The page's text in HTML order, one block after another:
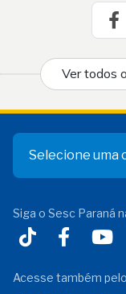
Ver todos
Selecione uma
Siga o Sesc Paraná
Acesse também